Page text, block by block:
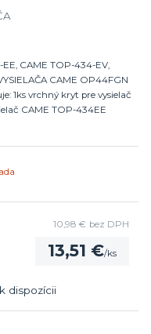
CAME TOP-434-EV,
CAME OP44FGN
1ks vrchný kryt pre vysielač
CAME TOP-434EE
13,51 €/ks
10,98 € bez DPH
dispozícii